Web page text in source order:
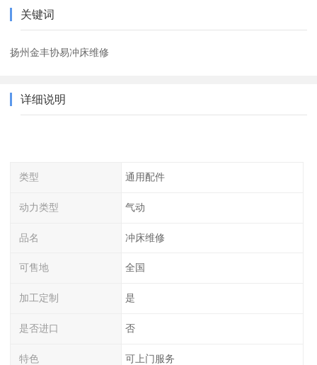
关键词
扬州金丰协易冲床维修
详细说明
类型 通用配件
动力类型 气动
品名 冲床维修
可售地 全国
加工定制 是
是否进口 否
特色 可上门服务